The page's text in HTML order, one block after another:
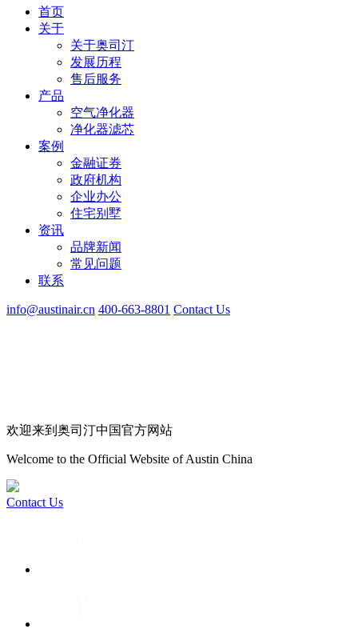
首页
关于
关于奥司汀
发展历程
售后服务
产品
空气净化器
净化器滤芯
案例
金融证券
政府机构
企业办公
住宅别墅
资讯
品牌新闻
常见问题
联系
info@austinair.cn 400-663-8801 Contact Us
欢迎来到奥司汀中国官方网站
Welcome to the Official Website of Austin China
Contact Us